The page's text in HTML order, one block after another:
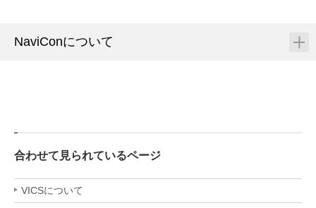
NaviConについて
合わせて見られているページ
VICSについて